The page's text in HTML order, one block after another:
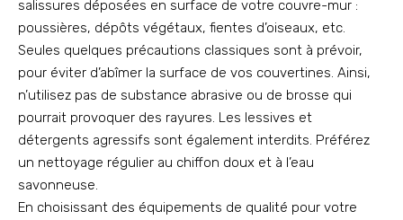
salissures déposées en surface de votre couvre-mur :
poussières, dépôts végétaux, fientes d’oiseaux, etc.
Seules quelques précautions classiques sont à prévoir,
pour éviter d’abîmer la surface de vos couvertines. Ainsi,
n’utilisez pas de substance abrasive ou de brosse qui
pourrait provoquer des rayures. Les lessives et
détergents agressifs sont également interdits. Préférez
un nettoyage régulier au chiffon doux et à l’eau
savonneuse.
En choisissant des équipements de qualité pour votre